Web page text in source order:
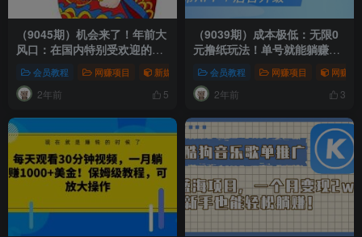
（9045期）机会来了！年前大
风口：在国内特别受欢迎的项
目！单人日入2000，团队日入
20000+
会员教程 网赚项目 新媒体项目 网赚项目
2年前 5
（9039期）成本极低：无限0
元撸纸玩法！单号就能躺赚收
益4480
会员教程 网赚项目 网赚项
2年前 3